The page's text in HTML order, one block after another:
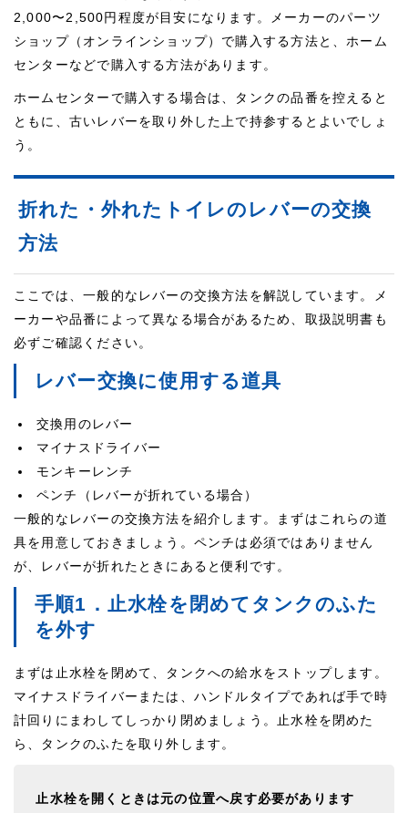
2,000〜2,500円程度が目安になります。メーカーのパーツ
ショップ（オンラインショップ）で購入する方法と、ホーム
センターなどで購入する方法があります。
ホームセンターで購入する場合は、タンクの品番を控えると
ともに、古いレバーを取り外した上で持参するとよいでしょ
う。
折れた・外れたトイレのレバーの交換
方法
ここでは、一般的なレバーの交換方法を解説しています。メ
ーカーや品番によって異なる場合があるため、取扱説明書も
必ずご確認ください。
レバー交換に使用する道具
交換用のレバー
マイナスドライバー
モンキーレンチ
ペンチ（レバーが折れている場合）
一般的なレバーの交換方法を紹介します。まずはこれらの道
具を用意しておきましょう。ペンチは必須ではありません
が、レバーが折れたときにあると便利です。
手順1．止水栓を閉めてタンクのふた
を外す
まずは止水栓を閉めて、タンクへの給水をストップします。
マイナスドライバーまたは、ハンドルタイプであれば手で時
計回りにまわしてしっかり閉めましょう。止水栓を閉めた
ら、タンクのふたを取り外します。
止水栓を開くときは元の位置へ戻す必要があります